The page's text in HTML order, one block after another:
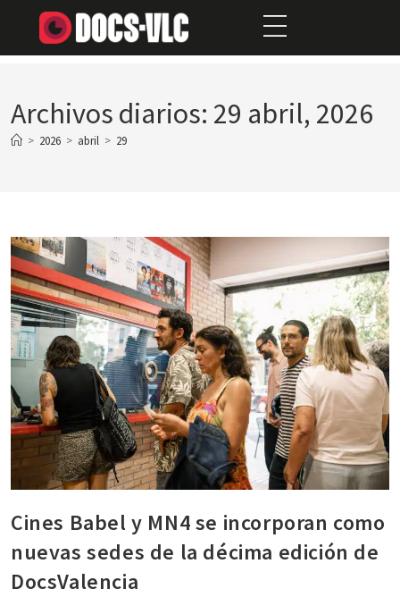
Archivos diarios: 29 abril, 2026
> 2026 > abril > 29
Cines Babel y MN4 se incorporan como
nuevas sedes de la décima edición de
DocsValencia